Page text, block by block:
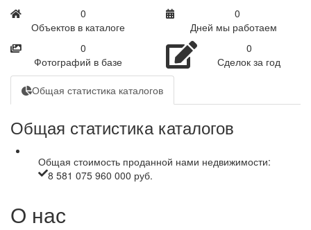
0
Объектов в каталоге
0
Дней мы работаем
0
Фотографий в базе
0
Сделок за год
Общая статистика каталогов
Общая статистика каталогов
Общая стоимость проданной нами недвижимости:
8 581 075 960 000 руб.
О нас